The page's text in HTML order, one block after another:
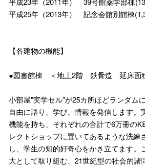
平成25年（2013年） 記念会館別館棟
【各建物の機能】
●図書館棟 ＜地上2階 鉄骨造 延床面
小部屋"実学セル″が25カ所ほどランダム
自由に語り、学び、情報を発信します。
機能を持ち、それぞれの合計で6万冊の
レクトショップに置いてあるような洗練
し、学生の知的好奇心をかき立てます。
大として取り組む、21世紀型の社会的諸